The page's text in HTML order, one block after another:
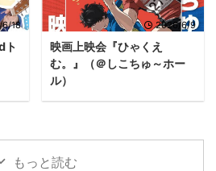
18
ト
2026/6/9
映画上映会『ひゃくえ
む。』（＠しこちゅ～ホー
ル）
もっと読む